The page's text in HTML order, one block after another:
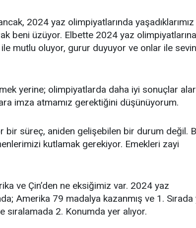
2024 yaz olimpiyatlarında yaşadıklarımız
beni üzüyor. Elbette 2024 yaz olimpiyatlarına
mutlu oluyor, gurur duyuyor ve onlar ile
yerine; olimpiyatlarda daha iyi sonuçlar
imza atmamız gerektiğini düşünüyorum.
bir süreç, aniden gelişebilen bir durum değil.
kutlamak gerekiyor. Emekleri zayi
ve Çin’den ne eksiğimiz var. 2024 yaz
Amerika 79 madalya kazanmış ve 1. Sırada
sıralamada 2. Konumda yer alıyor.